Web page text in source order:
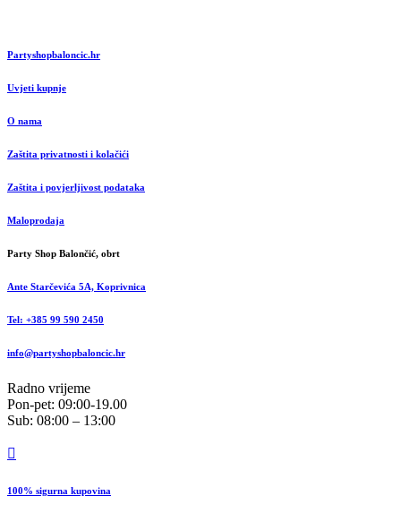
Partyshopbaloncic.hr
Uvjeti kupnje
O nama
Zaštita privatnosti i kolačići
Zaštita i povjerljivost podataka
Maloprodaja
Party Shop Balončić, obrt
Ante Starčevića 5A, Koprivnica
Tel: +385 99 590 2450
info@partyshopbaloncic.hr
Radno vrijeme
Pon-pet: 09:00-19.00
Sub: 08:00 – 13:00
100% sigurna kupovina